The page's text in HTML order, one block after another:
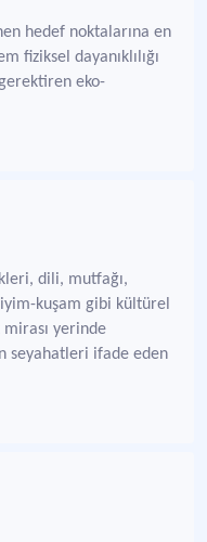
hedef noktalarına en
fiziksel dayanıklılığı
eko-
dili, mutfağı,
kuşam gibi kültürel
yerinde
seyahatleri ifade eden